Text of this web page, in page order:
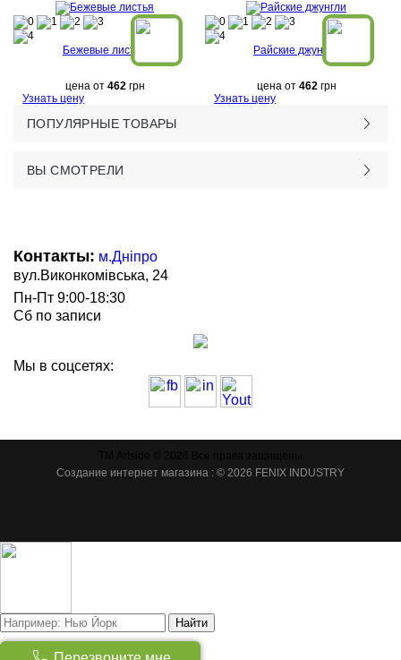
Бежевые листья
цена от 462грн
Узнать цену
Райские джунгли
цена от 462грн
Узнать цену
ПОПУЛЯРНЫЕ ТОВАРЫ
ВЫ СМОТРЕЛИ
Контакты: м.Дніпро
вул.Виконкомівська, 24
Пн-Пт 9:00-18:30
Сб по записи
Мы в соцсетях:
Создание интернет магазина : © 2026 FENIX INDUSTRY
Найти
Товаров: 0)